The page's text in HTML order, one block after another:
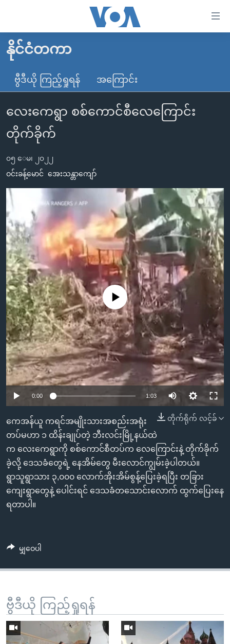
လွယ်ကူ
စေ
သည့်
များ
ပင်မ
သို့
ကျော်
ကြည့်
ပင်မ
အ
ညွန်း
စာမျက်နှာ
သို့
ကျော်
ကြည့်
ရန်
ရှာဖွေ
ရန်
နေရာ
သို့
ကျော်
မူလစာမျက်နှာ
မြန်မာ
ကမ္ဘာ့သတင်းများ
နိုင်ငံတကာ
အမေရိကန်
အစ္စရေး-ပါလက်စတိုင်း
ဗွီဒီယို
သတင်းလွတ်လပ်ခွင့်
ရပ်ဝန်းတခု လမ်းတခု အလွန်
အင်္ဂလိပ်စာလေ့လာမယ်
မကြေးမုံရဲ့ အင်္ဂလိပ်စာ
ရုပ်ရှင်ထဲက အင်္ဂလိပ်စာ
သုတပဒေသာ အင်္ဂလိပ်စာ
တီဗွီ
ရေဒီယိုနှင့်ရုပ်သံ အချက်အလက်များ
ရေဒီယို/တီဗွီအစီအစဉ်
Learning English
ဗွီအိုအေ လူမှုကွန်ယက်များ
ဘာသာစကားများ
နိုင်ငံတကာ
ဗွီဒီယို ကြည့်ရှုရန် အကြောင်း
လေးကေရွာ စစ်ကောင်စီလေကြောင်း
တိုက်ခိုက်
၀၅ ေမ၊ ၂၀၂၂
ဝင်းခန့်မောင် အေးသန္တာကျော်
No media source currently available
0:00 1:03
တိုက်ရိုက် လင့်ခ်
ကေအန်ယူ ကရင်အမျိုးသားအစည်းအရုံး
တပ်မဟာ ၁ ထိန်းချုပ်တဲ့ ဘီးလင်းမြို့နယ်ထဲ
က လေးကေရွာကို စစ်ကောင်စီတပ်က လေကြောင်းနဲ့ တိုက်ခိုက်
ခဲ့လို့ ဒေသခံတွေရဲ့ နေအိမ်တွေ မီးလောင်ကျွမ်းခဲ့ပါတယ်။
ရွာသူရွာသား ၃,၀၀၀ လောက်အိုးအိမ်စွန့်ပြေးခဲ့ရပြီး တခြား
ကျေးရွာတွေနဲ့ ပေါင်းရင် ဒေသခံတသောင်းလောက် ထွက်ပြေးနေ
ရတာပါ။
မျှဝေပါ
ဗွီဒီယို ကြည့်ရှုရန်